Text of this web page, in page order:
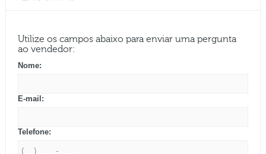
Utilize os campos abaixo para enviar uma pergunta
ao vendedor:
Nome:
E-mail:
Telefone: